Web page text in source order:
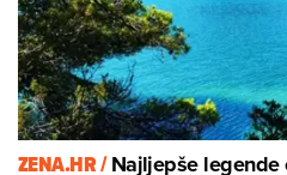
ZENA.HR /Najljepše